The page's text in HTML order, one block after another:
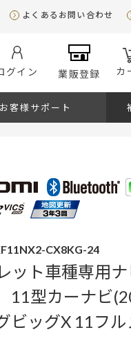
よくあるお問い合わせ
グイン 業販登録 カ
お客様サポート
CX8KG-24
ット車種専用
11型カーナビ
ビッグX 11フル